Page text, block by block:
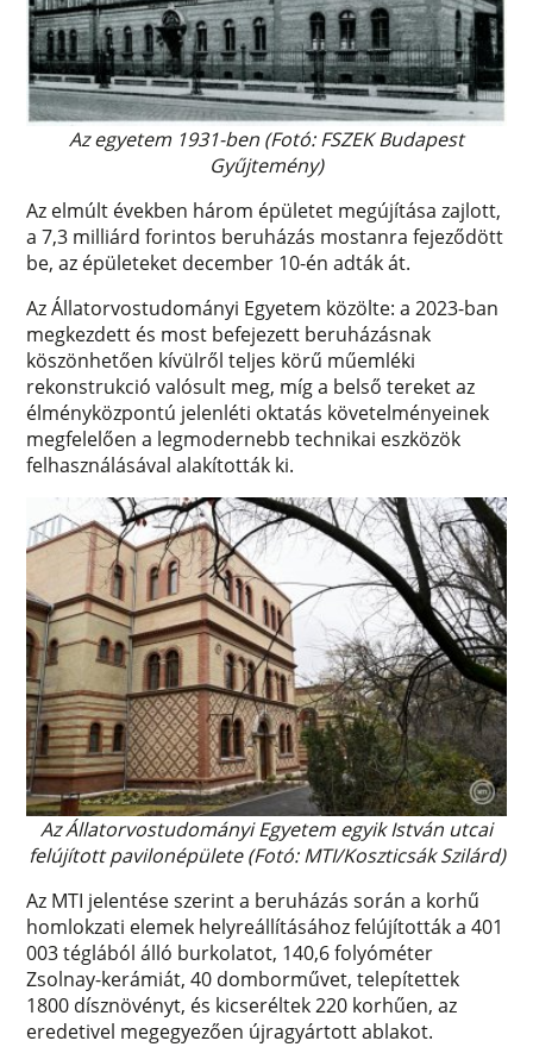
Az egyetem 1931-ben (Fotó: FSZEK Budapest
Gyűjtemény)
Az elmúlt években három épületet megújítása zajlott,
a 7,3 milliárd forintos beruházás mostanra fejeződött
be, az épületeket december 10-én adták át.
Az Állatorvostudományi Egyetem közölte: a 2023-ban
megkezdett és most befejezett beruházásnak
köszönhetően kívülről teljes körű műemléki
rekonstrukció valósult meg, míg a belső tereket az
élményközpontú jelenléti oktatás követelményeinek
megfelelően a legmodernebb technikai eszközök
felhasználásával alakították ki.
Az Állatorvostudományi Egyetem egyik István utcai
felújított pavilonépülete (Fotó: MTI/Koszticsák Szilárd)
Az MTI jelentése szerint a beruházás során a korhű
homlokzati elemek helyreállításához felújították a 401
003 téglából álló burkolatot, 140,6 folyóméter
Zsolnay-kerámiát, 40 domborművet, telepítettek
1800 dísznövényt, és kicseréltek 220 korhűen, az
eredetivel megegyezően újragyártott ablakot.